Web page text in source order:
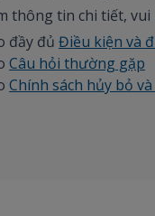
thông tin chi tiết,
đầy đủ Điều kiện và
Câu hỏi thường gặp
Chính sách hủy bỏ